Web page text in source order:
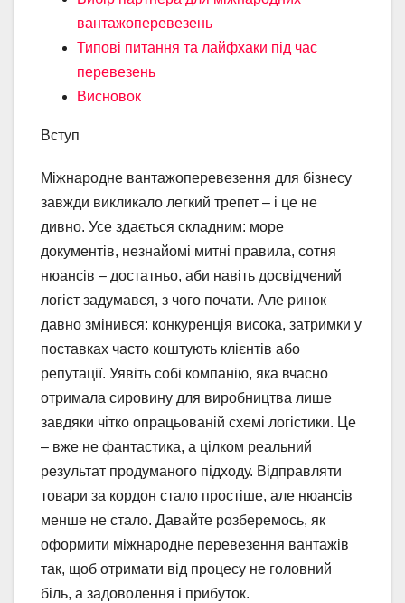
вантажоперевезень
Типові питання та лайфхаки під час
перевезень
Висновок
Вступ
Міжнародне вантажоперевезення для бізнесу
завжди викликало легкий трепет – і це не
дивно. Усе здається складним: море
документів, незнайомі митні правила, сотня
нюансів – достатньо, аби навіть досвідчений
логіст задумався, з чого почати. Але ринок
давно змінився: конкуренція висока, затримки у
поставках часто коштують клієнтів або
репутації. Уявіть собі компанію, яка вчасно
отримала сировину для виробництва лише
завдяки чітко опрацьованій схемі логістики. Це
– вже не фантастика, а цілком реальний
результат продуманого підходу. Відправляти
товари за кордон стало простіше, але нюансів
менше не стало. Давайте розберемось, як
оформити міжнародне перевезення вантажів
так, щоб отримати від процесу не головний
біль, а задоволення і прибуток.